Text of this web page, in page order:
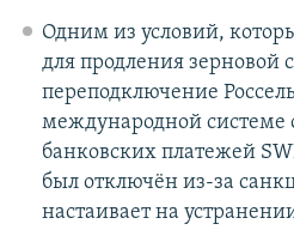
Одним из условий,
для продления зерновой
переподключение
международной системе
банковских платежей
был отключён из-за
настаивает на